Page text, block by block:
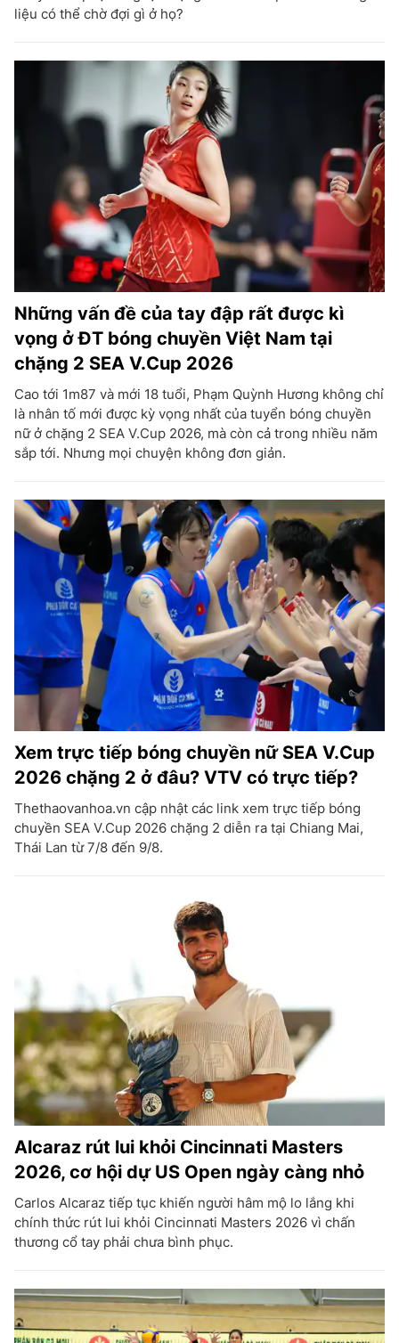
liệu có thể chờ đợi gì ở họ?
Những vấn đề của tay đập rất được kì
vọng ở ĐT bóng chuyền Việt Nam tại
chặng 2 SEA V.Cup 2026
Cao tới 1m87 và mới 18 tuổi, Phạm Quỳnh Hương không chỉ
là nhân tố mới được kỳ vọng nhất của tuyển bóng chuyền
nữ ở chặng 2 SEA V.Cup 2026, mà còn cả trong nhiều năm
sắp tới. Nhưng mọi chuyện không đơn giản.
Xem trực tiếp bóng chuyền nữ SEA V.Cup
2026 chặng 2 ở đâu? VTV có trực tiếp?
Thethaovanhoa.vn cập nhật các link xem trực tiếp bóng
chuyền SEA V.Cup 2026 chặng 2 diễn ra tại Chiang Mai,
Thái Lan từ 7/8 đến 9/8.
Alcaraz rút lui khỏi Cincinnati Masters
2026, cơ hội dự US Open ngày càng nhỏ
Carlos Alcaraz tiếp tục khiến người hâm mộ lo lắng khi
chính thức rút lui khỏi Cincinnati Masters 2026 vì chấn
thương cổ tay phải chưa bình phục.